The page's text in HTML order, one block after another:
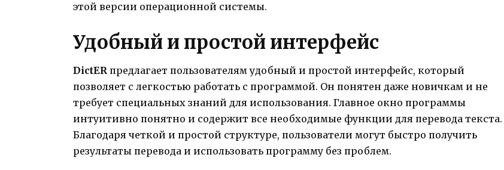
этой версии операционной системы.
Удобный и простой интерфейс
DictER предлагает пользователям удобный и простой интерфейс, который
позволяет с легкостью работать с программой. Он понятен даже новичкам и не
требует специальных знаний для использования. Главное окно программы
интуитивно понятно и содержит все необходимые функции для перевода текста.
Благодаря четкой и простой структуре, пользователи могут быстро получить
результаты перевода и использовать программу без проблем.